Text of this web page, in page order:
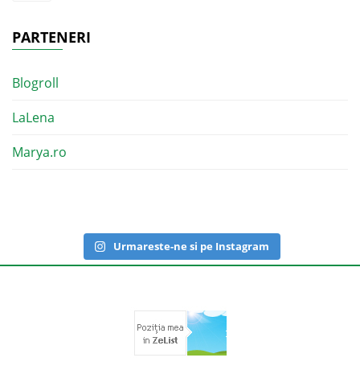
PARTENERI
Blogroll
LaLena
Marya.ro
Urmareste-ne si pe Instagram